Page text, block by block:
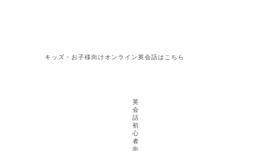
キッズ・お子様向けオンライン英会話はこちら
英
会
話
初
心
者
向